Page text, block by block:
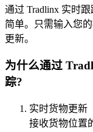
通过 Tradlinx 实时
简单。只需输入您
更新。
为什么通过
踪?
实时货物更新
接收货物位置